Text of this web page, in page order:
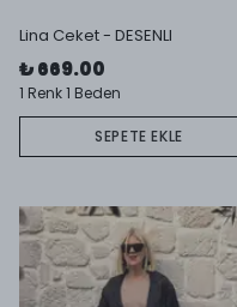
Lina Ceket - DESENLI
₺ 669.00
1 Renk 1 Beden
SEPETE EKLE